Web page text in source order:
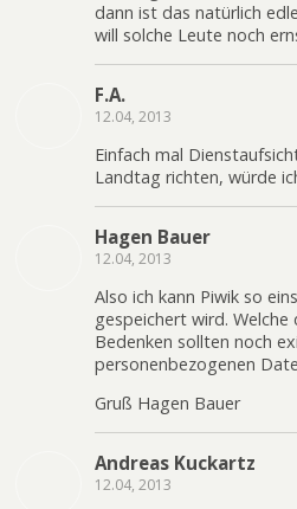
dann ist das natürlich
will solche Leute noch
F.A.
12.04, 2013
Einfach mal
Landtag richten, würde
Hagen Bauer
12.04, 2013
Also ich kann Piwik so
gespeichert wird.
Bedenken sollten noch
personenbezogenen
Gruß Hagen Bauer
Andreas Kuckartz
12.04, 2013